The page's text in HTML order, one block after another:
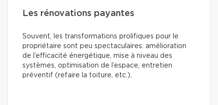
Les rénovations payantes
Souvent, les transformations prolifiques pour le
propriétaire sont peu spectaculaires: amélioration
de l’efficacité énergétique, mise à niveau des
systèmes, optimisation de l’espace, entretien
préventif (refaire la toiture, etc.).